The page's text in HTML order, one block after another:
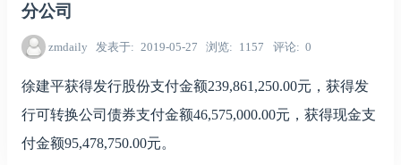
分公司
zmdaily 发表于 2019-05-27 浏览 1157 评论 0
徐建平获得发行股份支付金额239,861,250.00元，获得发
行可转换公司债券支付金额46,575,000.00元，获得现金支
付金额95,478,750.00元。